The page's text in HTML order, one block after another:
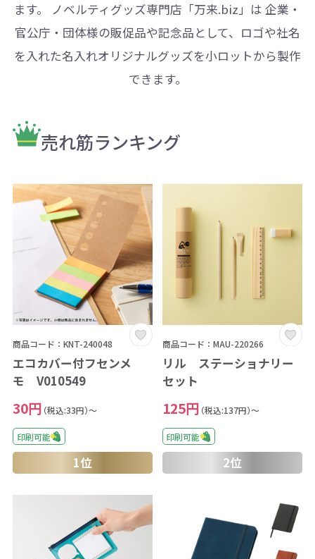
ます。 ノベルティグッズ専門店「万来.biz」は 企業・
官公庁・団体様の販促品や記念品として、ロゴや社名
を入れた名入れオリジナルグッズを小ロットから製作
できます。
売れ筋ランキング
商品コード：KNT-240048
エコカバー付フセンメ
モ V010549
30円 （税込:33円）～
印刷可能
1位
商品コード：MAU-220266
リル ステーショナリー
セット
125円 （税込:137円）～
印刷可能
2位